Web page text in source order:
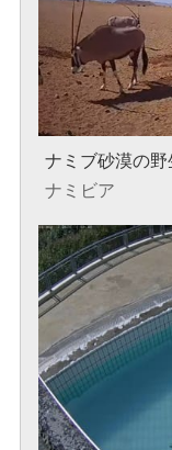
ナミブ砂漠の野
ナミビア